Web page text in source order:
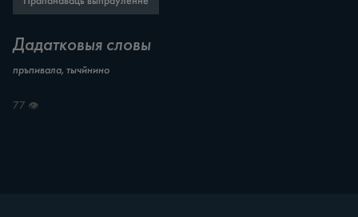
Дадатковыя словы
пръпивала, тычйнино
77 👁